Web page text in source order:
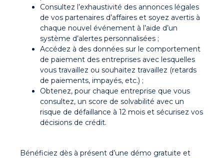
Consultez l’exhaustivité des annonces légales
de vos partenaires d’affaires et soyez avertis à
chaque nouvel événement à l’aide d’un
système d’alertes personnalisées ;
Accédez à des données sur le comportement
de paiement des entreprises avec lesquelles
vous travaillez ou souhaitez travaillez (retards
de paiements, impayés, etc.) ;
Obtenez, pour chaque entreprise que vous
consultez, un score de solvabilité avec un
risque de défaillance à 12 mois et sécurisez vos
décisions de crédit.
Bénéficiez dès à présent d’une démo gratuite et